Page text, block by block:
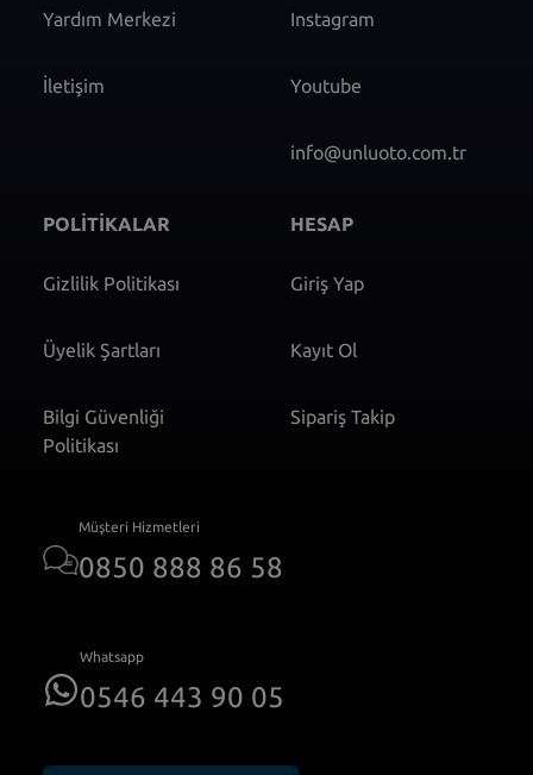
Yardım Merkezi
İletişim
Instagram
Youtube
info@unluoto.com.tr
POLİTİKALAR
Gizlilik Politikası
Üyelik Şartları
Bilgi Güvenliği
Politikası
HESAP
Giriş Yap
Kayıt Ol
Sipariş Takip
Müşteri Hizmetleri
0850 888 86 58
Whatsapp
0546 443 90 05